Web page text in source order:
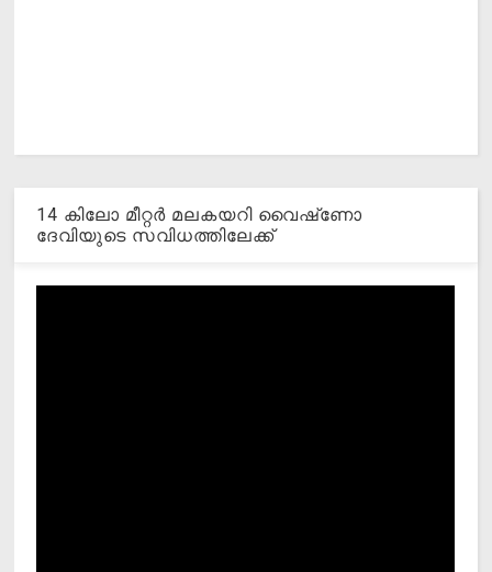
14 കിലോ മീറ്റര്‍ മലകയറി വൈഷ്‌ണോ
ദേവിയുടെ സവിധത്തിലേക്ക്